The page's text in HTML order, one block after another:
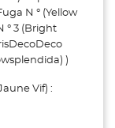
N ° (Yellow
° 3 (Bright
)
Vif) :